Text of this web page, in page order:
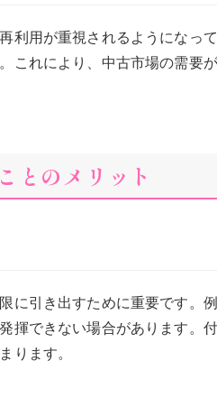
利用が重視されるようになっ
これにより、中古市場の需要
とのメリット
に引き出すために重要です。
揮できない場合があります。
ります。